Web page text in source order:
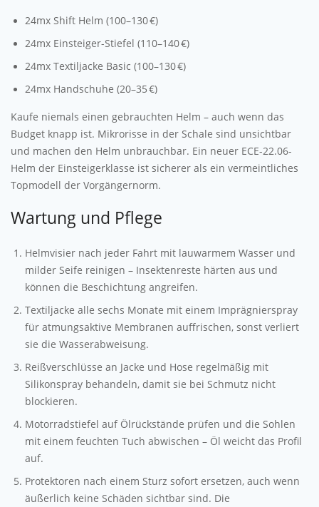
24mx Shift Helm (100–130 €)
24mx Einsteiger-Stiefel (110–140 €)
24mx Textiljacke Basic (100–130 €)
24mx Handschuhe (20–35 €)
Kaufe niemals einen gebrauchten Helm – auch wenn das
Budget knapp ist. Mikrorisse in der Schale sind unsichtbar
und machen den Helm unbrauchbar. Ein neuer ECE-22.06-
Helm der Einsteigerklasse ist sicherer als ein vermeintliches
Topmodell der Vorgängernorm.
Wartung und Pflege
Helmvisier nach jeder Fahrt mit lauwarmem Wasser und
milder Seife reinigen – Insektenreste härten aus und
können die Beschichtung angreifen.
Textiljacke alle sechs Monate mit einem Imprägnierspray
für atmungsaktive Membranen auffrischen, sonst verliert
sie die Wasserabweisung.
Reißverschlüsse an Jacke und Hose regelmäßig mit
Silikonspray behandeln, damit sie bei Schmutz nicht
blockieren.
Motorradstiefel auf Ölrückstände prüfen und die Sohlen
mit einem feuchten Tuch abwischen – Öl weicht das Profil
auf.
Protektoren nach einem Sturz sofort ersetzen, auch wenn
äußerlich keine Schäden sichtbar sind. Die